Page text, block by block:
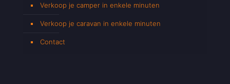
Verkoop je camper in enkele minuten
Verkoop je caravan in enkele minuten
Contact